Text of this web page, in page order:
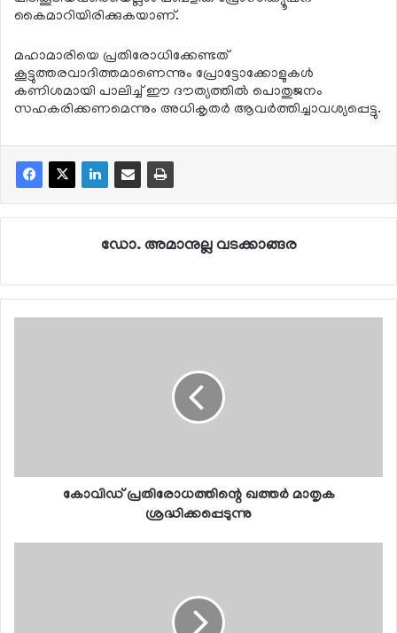
കൈമാറിയിരിക്കുകയാണ്.
മഹാമാരിയെ പ്രതിരോധിക്കേണ്ടത്
കൂട്ടുത്തരവാദിത്തമാണെന്നും പ്രോട്ടോക്കോളുകള്‍
കണിശമായി പാലിച്ച് ഈ ദൗത്യത്തില്‍ പൊതുജനം
സഹകരിക്കണമെന്നും അധികൃതര്‍ ആവര്‍ത്തിച്ചാവശ്യപ്പെട്ടു.
ഡോ. അമാനുല്ല വടക്കാങ്ങര
കോവിഡ് പ്രതിരോധത്തിന്റെ ഖത്തര്‍ മാതൃക
ശ്രദ്ധിക്കപ്പെടുന്നു